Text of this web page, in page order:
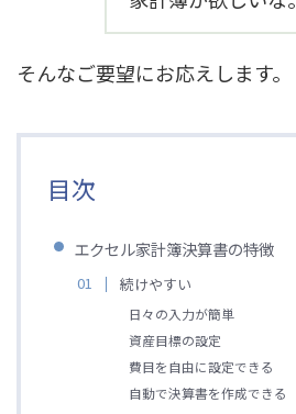
そんなご要望にお応えします。
目次
エクセル家計簿決算書の特徴
続けやすい
日々の入力が簡単
資産目標の設定
費目を自由に設定できる
自動で決算書を作成できる